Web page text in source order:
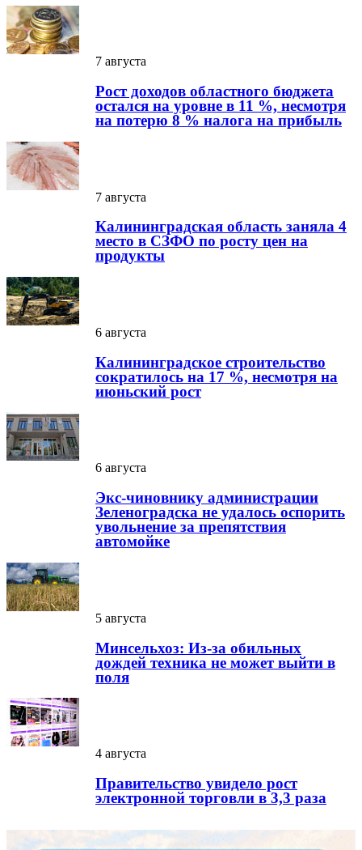
7 августа
Рост доходов областного бюджета
остался на уровне в 11 %, несмотря
на потерю 8 % налога на прибыль
7 августа
Калининградская область заняла 4
место в СЗФО по росту цен на
продукты
6 августа
Калининградское строительство
сократилось на 17 %, несмотря на
июньский рост
6 августа
Экс-чиновнику администрации
Зеленоградска не удалось оспорить
увольнение за препятствия
автомойке
5 августа
Минсельхоз: Из-за обильных
дождей техника не может выйти в
поля
4 августа
Правительство увидело рост
электронной торговли в 3,3 раза